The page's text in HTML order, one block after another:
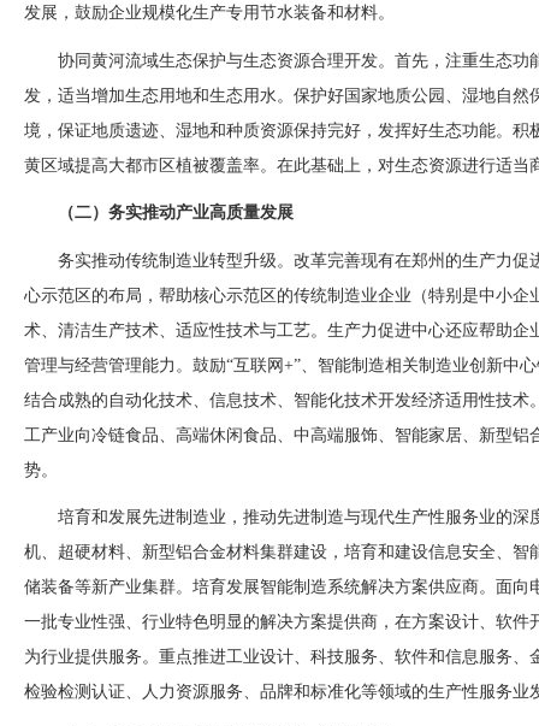
发展，鼓励企业规模化生产专用节水装备和材料。
协同黄河流域生态保护与生态资源合理开发。首先，注重生态
发，适当增加生态用地和生态用水。保护好国家地质公园、湿地自
境，保证地质遗迹、湿地和种质资源保持完好，发挥好生态功能。
黄区域提高大都市区植被覆盖率。在此基础上，对生态资源进行适当
（二）务实推动产业高质量发展
务实推动传统制造业转型升级。改革完善现有在郑州的生产力
心示范区的布局，帮助核心示范区的传统制造业企业（特别是中小
术、清洁生产技术、适应性技术与工艺。生产力促进中心还应帮助
管理与经营管理能力。鼓励“互联网+”、智能制造相关制造业创新中
结合成熟的自动化技术、信息技术、智能化技术开发经济适用性技
工产业向冷链食品、高端休闲食品、中高端服饰、智能家居、新型
势。
培育和发展先进制造业，推动先进制造与现代生产性服务业的
机、超硬材料、新型铝合金材料集群建设，培育和建设信息安全、
储装备等新产业集群。培育发展智能制造系统解决方案供应商。面
一批专业性强、行业特色明显的解决方案提供商，在方案设计、软
为行业提供服务。重点推进工业设计、科技服务、软件和信息服务
检验检测认证、人力资源服务、品牌和标准化等领域的生产性服务